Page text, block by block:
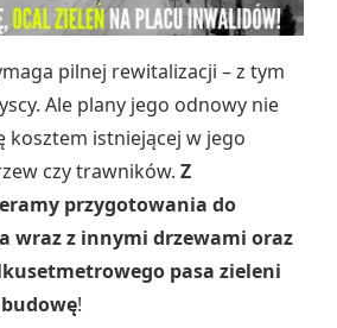
pilnej rewitalizacji – z tym
Ale plany jego odnowy nie
kosztem istniejącej w jego
czy trawników. Z
przygotowania do
wraz z innymi drzewami oraz
pasa zieleni
!